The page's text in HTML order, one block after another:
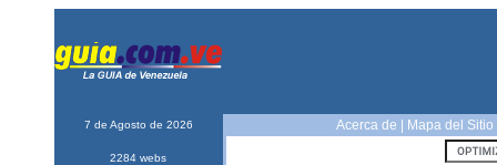
7 de Agosto de 2026 Acerca de Mapa del Sitio
2284 webs